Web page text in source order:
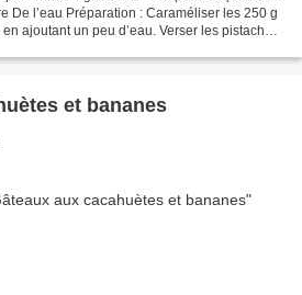
De l’eau Préparation : Caraméliser les 250 g
ajoutant un peu d’eau. Verser les pistaches
et bananes